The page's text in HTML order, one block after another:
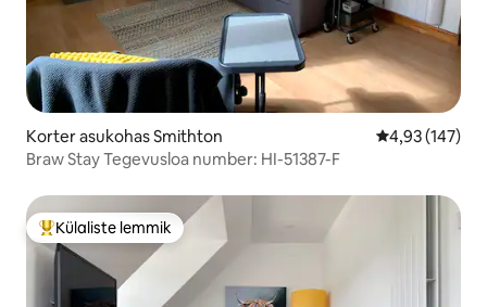
Korter asukohas Smithton Keskmine
4,93 (147)
Braw Stay Tegevusloa number: HI-51387-F
Külaliste suur lemmik
Külaliste lemmik